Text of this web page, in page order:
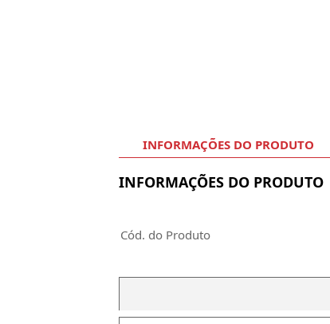
INFORMAÇÕES DO PRODUTO
INFORMAÇÕES DO PRODUTO
Cód. do Produto